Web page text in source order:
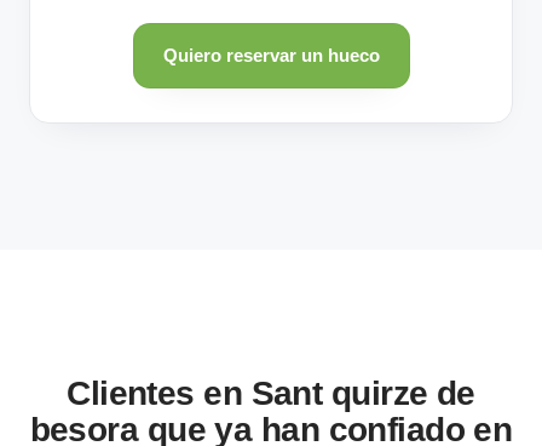
Quiero reservar un hueco
Clientes en Sant quirze de
besora que ya han confiado en